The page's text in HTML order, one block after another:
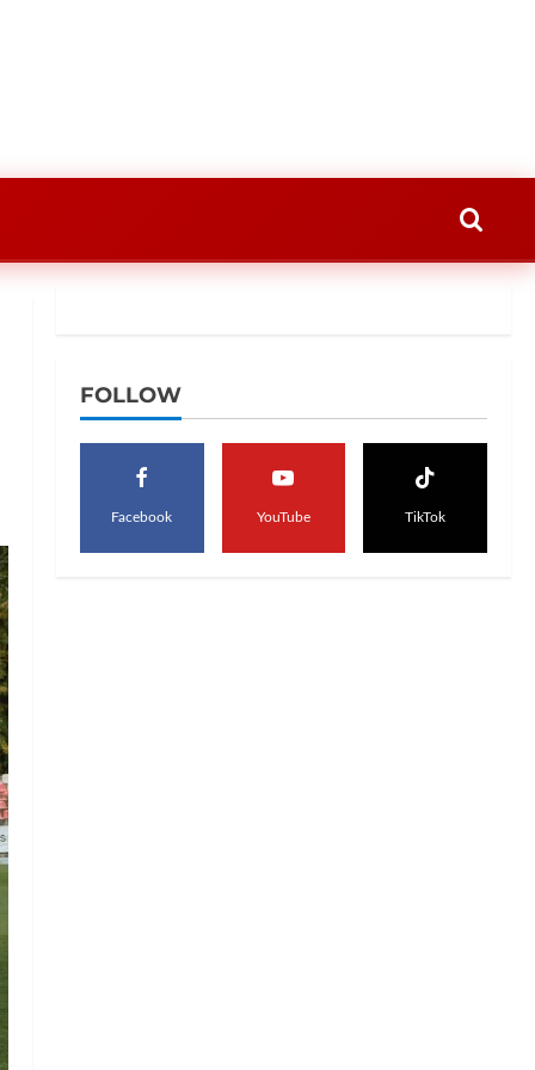
FOLLOW
Facebook YouTube TikTok